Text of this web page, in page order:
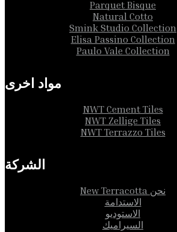
Parquet Bisque
Natural Cotto
Smink Studio Collection
Elisa Passino Collection
Paulo Vale Collection
مواد اخرى
NWT Cement Tiles
NWT Zellige Tiles
NWT Terrazzo Tiles
الشركة
نحن New Terracotta
الاستدامة
الاستوديو
السيراميك